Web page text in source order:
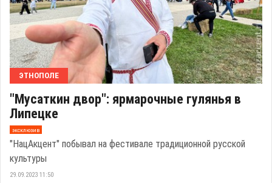
ЭТНОПОЛЕ
"Мусаткин двор": ярмарочные гулянья в
Липецке
эксклюзив
"НацАкцент" побывал на фестивале традиционной русской
культуры
29.09.2023 11:50